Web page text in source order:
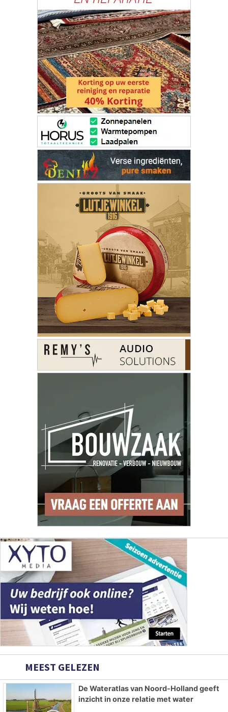
MEEST GELEZEN
De Wateratlas van Noord-Holland geeft
inzicht in onze relatie met water